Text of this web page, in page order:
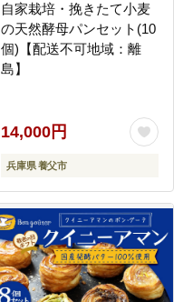
自家栽培・挽きたて小麦
の天然酵母パンセット(10
個)【配送不可地域：離
島】
14,000円
兵庫県 養父市